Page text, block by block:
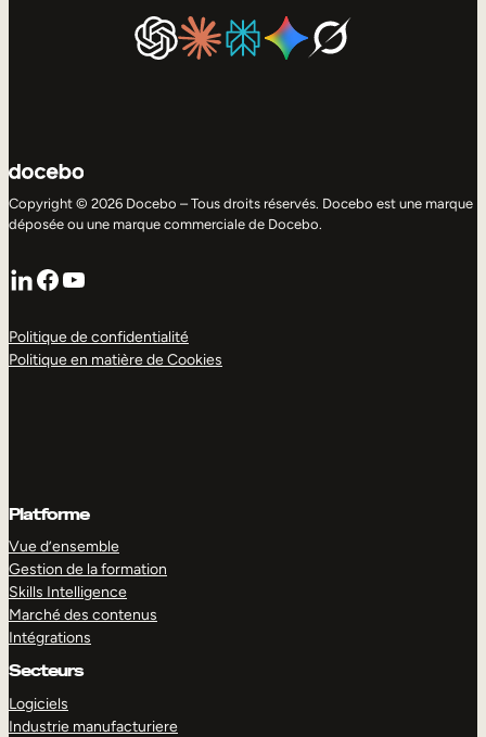
Copyright © 2026 Docebo – Tous droits réservés. Docebo est une marque
déposée ou une marque commerciale de Docebo.
LinkedIn
Facebook
YouTube
Politique de confidentialité
Politique en matière de Cookies
Platforme
Vue d’ensemble
Gestion de la formation
Skills Intelligence
Marché des contenus
Intégrations
Secteurs
Logiciels
Industrie manufacturiere